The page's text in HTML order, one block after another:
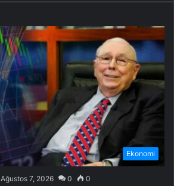
Ekonomi
Ağustos 7, 2026 0 0